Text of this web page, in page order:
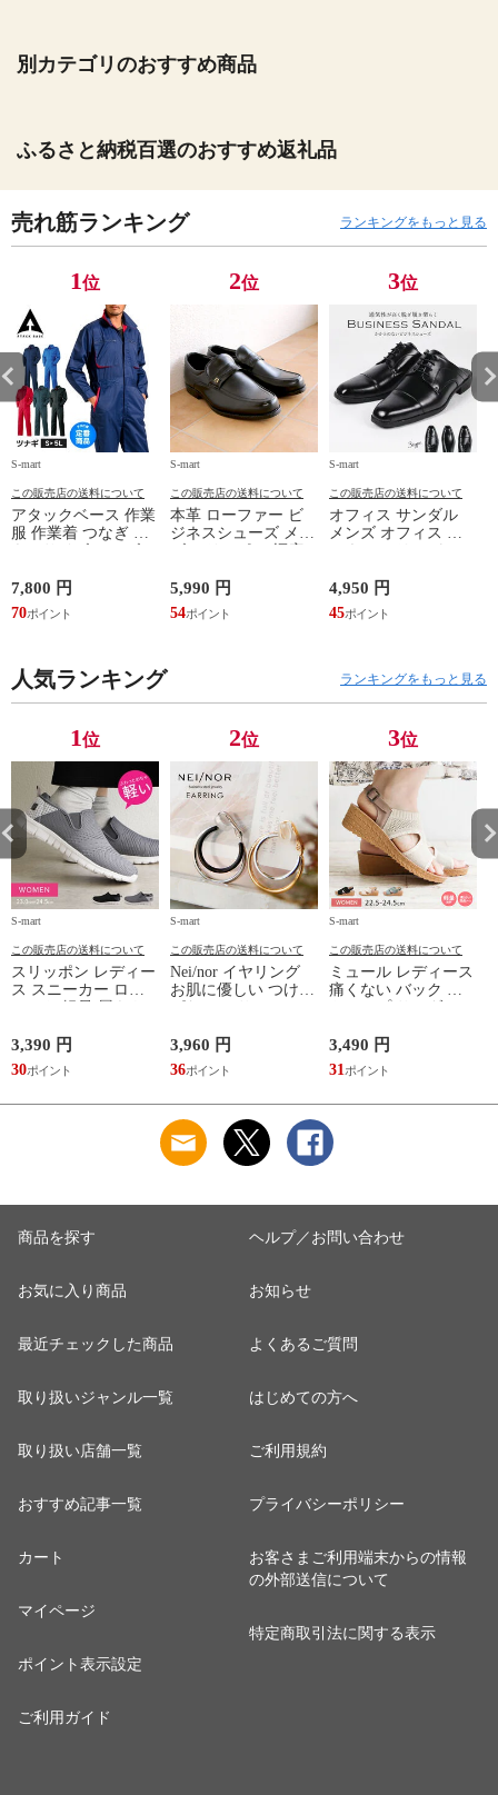
別カテゴリのおすすめ商品
ふるさと納税百選のおすすめ返礼品
売れ筋ランキング ランキングをもっと見る
1位
S-mart
この販売店の送料について
アタックベース 作業
服 作業着 つなぎ 大
きいサイズ メンズ
オーバーオール ユニ
フォーム サロペット
整備士 車 バイク 汚
7,800 円
70
2位
S-mart
この販売店の送料について
本革 ローファー ビ
ジネスシューズ メン
ズ スリッポン 幅広
3002 3003 3004 3005
5,990 円
54
3位
S-mart
この販売店の送料について
オフィス サンダル
メンズ オフィス ビ
ジネス スリッパ メ
性 つっかけ 履きや
すい 痛くない 室内
履き オフィス履き
ネススリッパ ストレ
ブラック 黒 311 312
4,950 円
45
人気ランキング ランキングをもっと見る
1位
S-mart
この販売店の送料について
スリッポン レディー
ス スニーカー ロー
カット 軽量 履きや
ォーキング コンフォ
ート シューズ 黒 ブ
ラック グレー 2861
3,390 円
30
2位
S-mart
この販売店の送料について
Nei/nor イヤリング
お肌に優しい つけっ
ぱなしok サージカル
クセサリー 錆に強い
変色しにくい ネイナ
ー NnER-0021
3,960 円
36
3位
S-mart
この販売店の送料について
ミュール レディース
痛くない バック ス
トラップ サンダル
ェッジソール ニット
厚底 軽量 美脚 疲れ
にくい 歩きやすい
3,490 円
31
商品を探す
お気に入り商品
最近チェックした商品
取り扱いジャンル一覧
取り扱い店舗一覧
おすすめ記事一覧
カート
マイページ
ポイント表示設定
ご利用ガイド
ヘルプ／お問い合わせ
お知らせ
よくあるご質問
はじめての方へ
ご利用規約
プライバシーポリシー
お客さまご利用端末からの情報
の外部送信について
特定商取引法に関する表示